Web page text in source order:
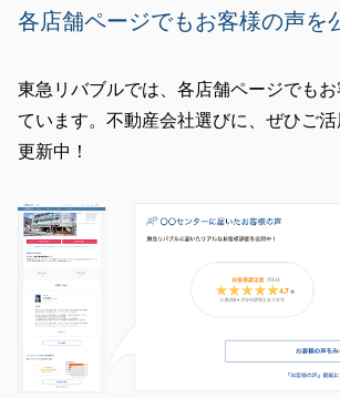
各店舗ページでもお客様の声を
東急リバブルでは、各店舗ページでも
ています。不動産会社選びに、ぜひご
更新中！